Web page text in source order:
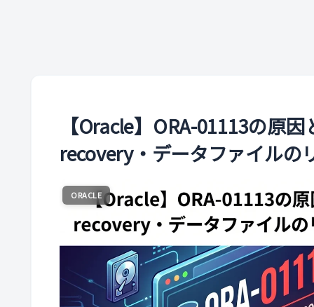
【Oracle】ORA-01113の原
recovery・データファイルの
ORACLE